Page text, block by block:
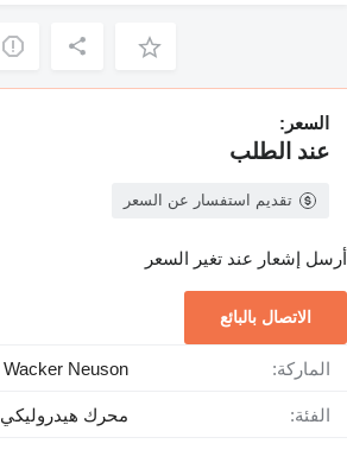
السعر:
عند الطلب
تقديم استفسار عن السعر
أرسل إشعار عند تغير السعر
الاتصال بالبائع
الماركة: Wacker Neuson
الفئة: محرك هيدروليكي